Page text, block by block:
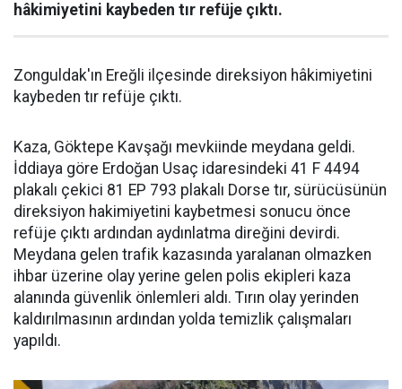
hâkimiyetini kaybeden tır refüje çıktı.
Zonguldak'ın Ereğli ilçesinde direksiyon hâkimiyetini
kaybeden tır refüje çıktı.
Kaza, Göktepe Kavşağı mevkiinde meydana geldi.
İddiaya göre Erdoğan Usaç idaresindeki 41 F 4494
plakalı çekici 81 EP 793 plakalı Dorse tır, sürücüsünün
direksiyon hakimiyetini kaybetmesi sonucu önce
refüje çıktı ardından aydınlatma direğini devirdi.
Meydana gelen trafik kazasında yaralanan olmazken
ihbar üzerine olay yerine gelen polis ekipleri kaza
alanında güvenlik önlemleri aldı. Tırın olay yerinden
kaldırılmasının ardından yolda temizlik çalışmaları
yapıldı.